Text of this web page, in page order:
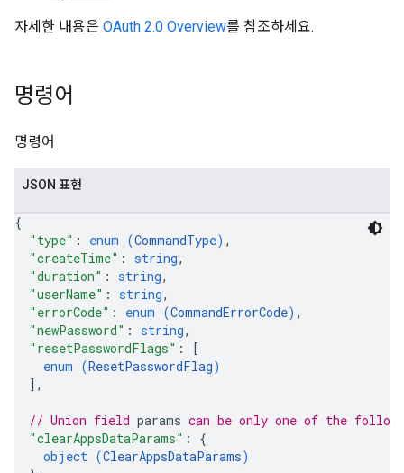
자세한 내용은 OAuth 2.0 Overview를 참조하세요.
명령어
명령어
JSON 표현
{
"type" : enum (CommandType) ,
"createTime" : string,
"duration" : string,
"userName" : string,
"errorCode" : enum (CommandErrorCode) ,
"newPassword" : string,
"resetPasswordFlags" :
[
enum (ResetPasswordFlag)
] ,
// Union field params can be only one of the
"clearAppsDataParams" : {
object (ClearAppsDataParams)